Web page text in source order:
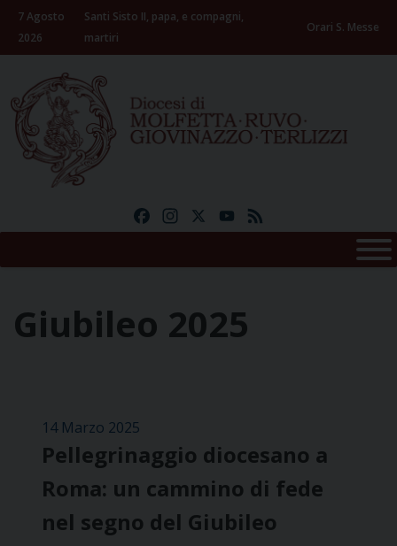
Skip
content
7 Agosto
2026
Santi Sisto II, papa, e compagni,
martiri
Orari S. Messe
FacebookInstagramYouTube
Giubileo 2025
14 Marzo 2025
Pellegrinaggio diocesano a
Roma: un cammino di fede
nel segno del Giubileo